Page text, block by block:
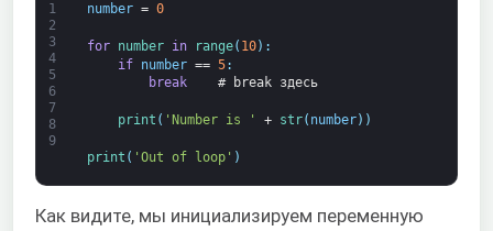
1
2
3
4
5
6
7
8
9
number = 0
for number in range( 10) :
if
number == 5:
break
# break здесь
print ( 'Number is ' + str( number) )
print ( 'Out of loop' )
Как видите, мы инициализируем переменную